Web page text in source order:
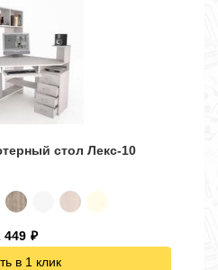
стол Лекс-10
449 ₽
в 1 клик